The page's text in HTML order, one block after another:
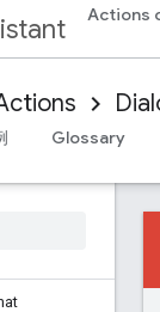
Actions
Glossary